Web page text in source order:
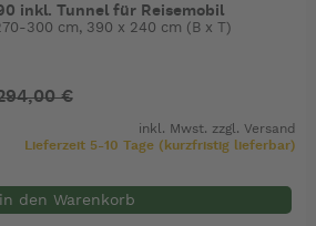
inkl. Tunnel für Reisemobil
300 cm, 390 x 240 cm (B x T)
€
inkl. Mwst. zzgl.Versand
Lieferzeit 5-10 Tage (kurzfristig lieferbar)
in den Warenkorb